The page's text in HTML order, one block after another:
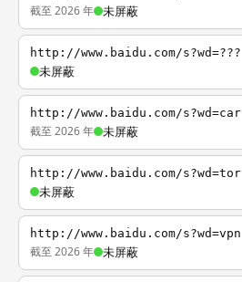
截至 2026 年 未屏蔽
http://www.baidu.com/s?wd=???
未屏蔽
http://www.baidu.com/s?wd=car
截至 2026 年 未屏蔽
http://www.baidu.com/s?wd=tor
未屏蔽
http://www.baidu.com/s?wd=vpn
截至 2026 年 未屏蔽